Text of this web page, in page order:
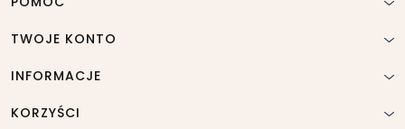
TWOJE KONTO
INFORMACJE
KORZYŚCI